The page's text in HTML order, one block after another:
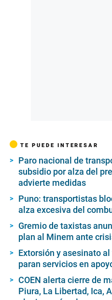
TE PUEDE INTERESAR
Paro nacional de
subsidio por alza del
advierte medidas
Puno: transportistas
alza excesiva del
Gremio de taxistas
plan al Minem ante
Extorsión y asesinato
paran servicios en
COEN alerta cierre de
Piura, La Libertad, Ica,